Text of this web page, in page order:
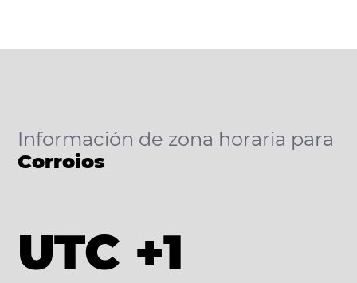
Información de zona horaria para
Corroios
UTC +1